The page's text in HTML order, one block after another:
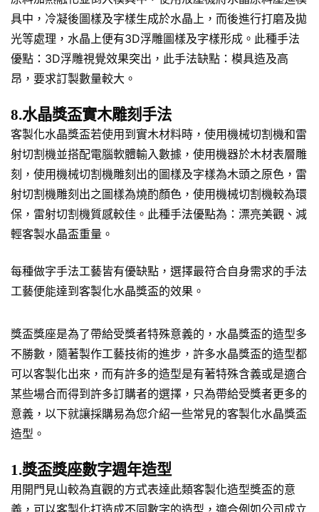
具中，冷凝後圖樣及字樣生成於水晶上，而後進行打磨及拋
光等處理，水晶上便有3D浮雕圖樣及字樣形成。此種手法
優點：3D浮雕視覺效果突出，此手法缺點：模具造及高
昂，要求訂製數量較大。
8.水晶獎盃實木雕刻手法
客製化水晶獎盃若使用到實木材料時，使用機械切割機和雷
射切割機並搭配電腦軟體輸入數據，使用機器於木材表層雕
刻，使用機械切割機雕刻出的圖樣及字樣為木頭之原色，雷
射切割機雕刻出之圖樣為燒酌顏色，使用機械切割機較為環
保，雷射切割機質感較佳。此種手法優點為：漂亮美觀、減
輕客製水晶盃重量。
每種做字手法工藝皆有優缺點，選擇最符合自身需求的手法
工藝便能達到客製化水晶獎盃的效果。
獎盃獎座是為了帶給受獎者特殊意義的，水晶獎盃的造型多
不勝數，隨著製作工藝技術的進步，許多水晶獎盃的造型都
可以客製化出來，而有許多的造型是有著特殊含義或是適合
某些場合而得到許多訂購者的選擇，只為帶給受獎者更多的
意義，以下就讓採購易為您介紹一些常見的客製化水晶獎盃
造型。
1.獎盃獎座數字週年造型
用開門見山較為直觀的方式表達此類客製化造型獎盃的意